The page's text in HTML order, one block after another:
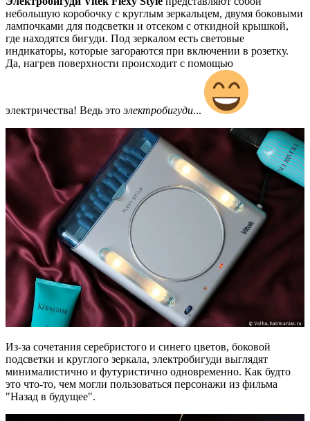
небольшую коробочку с круглым зеркальцем, двумя боковыми
лампочками для подсветки и отсеком с откидной крышкой,
где находятся бигуди. Под зеркалом есть световые
индикаторы, которые загораются при включении в розетку.
Да, нагрев поверхности происходит с помощью
электричества! Ведь это электробигуди...
Из-за сочетания серебристого и синего цветов, боковой
подсветки и круглого зеркала, электробигуди выглядят
минималистично и футуристично одновременно. Как будто
это что-то, чем могли пользоваться персонажи из фильма
"Назад в будущее".